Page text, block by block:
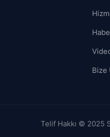
Bize
Telif Hakkı © 2025